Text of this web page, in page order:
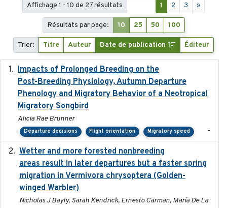
Affichage 1 - 10 de 27 résultats 1 2 3 »
Résultats par page: 10 25 50 100
Trier: Titre Auteur Date de publication Éditeur
Impacts of Prolonged Breeding on the
Post-Breeding Physiology, Autumn Departure
Phenology and Migratory Behavior of a Neotropical
Migratory Songbird
Alicia Rae Brunner
Departure decisions Flight orientation Migratory speed -
Wetter and more forested nonbreeding
areas result in later departures but a faster spring
migration in Vermivora chrysoptera (Golden-
winged Warbler)
Nicholas J Bayly, Sarah Kendrick, Ernesto Carman, María De La